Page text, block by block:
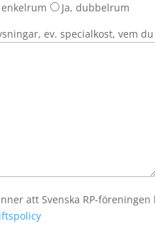
enkelrum
Ja, dubbelrum
ev. specialkost, vem
att Svenska RP-